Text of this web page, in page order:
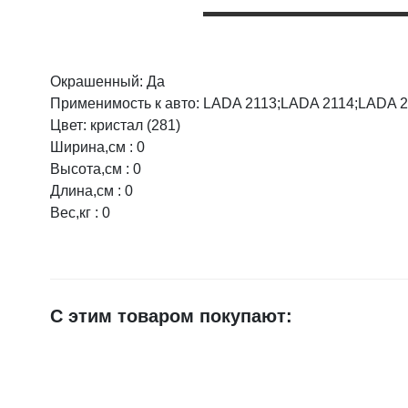
Окрашенный: Да
Применимость к авто: LADA 2113;LADA 2114;LADA
Цвет: кристал (281)
Ширина,см : 0
Высота,см : 0
Длина,см : 0
Вес,кг : 0
Оцените товар:
Ваше имя
E-mail
С этим товаром покупают: